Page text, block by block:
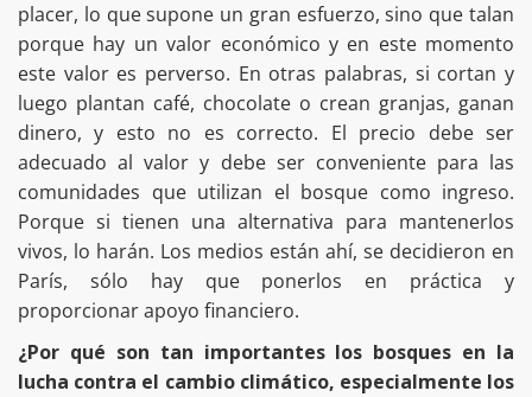
placer, lo que supone un gran esfuerzo, sino que talan
porque hay un valor económico y en este momento
este valor es perverso. En otras palabras, si cortan y
luego plantan café, chocolate o crean granjas, ganan
dinero, y esto no es correcto. El precio debe ser
adecuado al valor y debe ser conveniente para las
comunidades que utilizan el bosque como ingreso.
Porque si tienen una alternativa para mantenerlos
vivos, lo harán. Los medios están ahí, se decidieron en
París, sólo hay que ponerlos en práctica y
proporcionar apoyo financiero.
¿Por qué son tan importantes los bosques en la
lucha contra el cambio climático, especialmente los